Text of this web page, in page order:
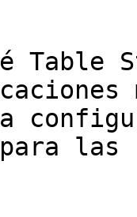
Table
las